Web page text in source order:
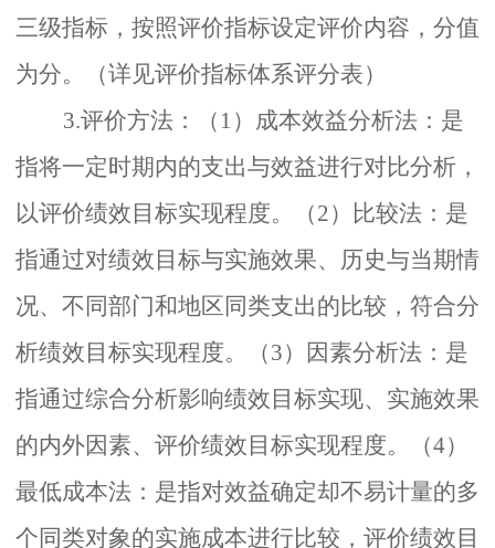
三级指标，按照评价指标设定评价内容，分值
为分。（详见评价指标体系评分表）
3.评价方法：（1）成本效益分析法：是
指将一定时期内的支出与效益进行对比分析，
以评价绩效目标实现程度。（2）比较法：是
指通过对绩效目标与实施效果、历史与当期情
况、不同部门和地区同类支出的比较，符合分
析绩效目标实现程度。（3）因素分析法：是
指通过综合分析影响绩效目标实现、实施效果
的内外因素、评价绩效目标实现程度。（4）
最低成本法：是指对效益确定却不易计量的多
个同类对象的实施成本进行比较，评价绩效目